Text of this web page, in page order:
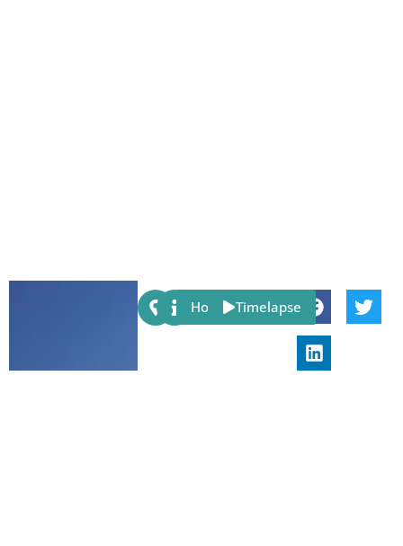
Share:
Host Timelapse